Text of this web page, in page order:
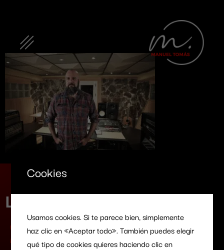
Banner 2
Let's work together!
Social media
Cookies
Usamos cookies. Si te parece bien, simplemente
haz clic en «Aceptar todo». También puedes elegir
qué tipo de cookies quieres haciendo clic en